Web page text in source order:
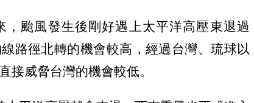
，颱風發生後剛好遇上太平洋高壓東退過
路徑北轉的機會較高，經過台灣、琉球以
接威脅台灣的機會較低。